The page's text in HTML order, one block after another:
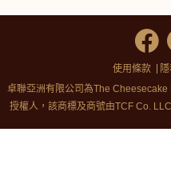
使用條款
卓聯亞洲有限公司為The
授權人，該商標及商號由TCF Co.